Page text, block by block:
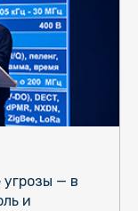
— в
и